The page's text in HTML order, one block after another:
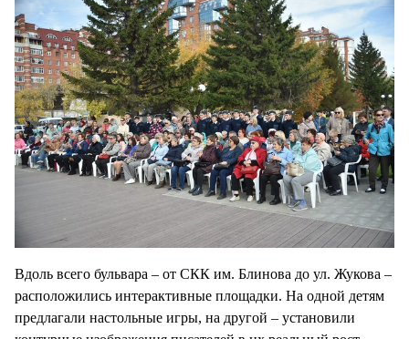
Вдоль всего бульвара – от СКК им. Блинова до ул. Жукова –
расположились интерактивные площадки. На одной детям
предлагали настольные игры, на другой – установили